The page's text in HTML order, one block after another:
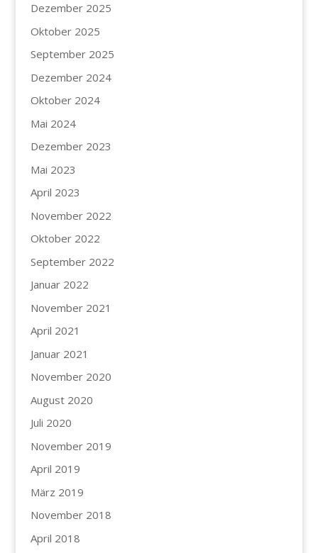
Dezember 2025
Oktober 2025
September 2025
Dezember 2024
Oktober 2024
Mai 2024
Dezember 2023
Mai 2023
April 2023
November 2022
Oktober 2022
September 2022
Januar 2022
November 2021
April 2021
Januar 2021
November 2020
August 2020
Juli 2020
November 2019
April 2019
März 2019
November 2018
April 2018